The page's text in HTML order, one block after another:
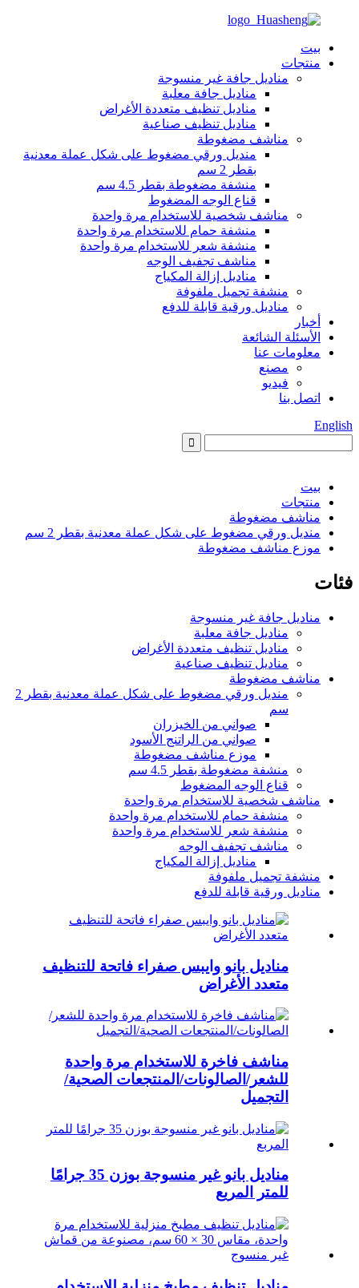
بيت
منتجات
مناديل جافة غير منسوجة
مناديل جافة معلبة
مناديل تنظيف متعددة الأغراض
مناديل تنظيف صناعية
مناشف مضغوطة
منديل ورقي مضغوط على شكل عملة معدنية
بقطر 2 سم
منشفة مضغوطة بقطر 4.5 سم
قناع الوجه المضغوط
مناشف شخصية للاستخدام مرة واحدة
منشفة حمام للاستخدام مرة واحدة
منشفة شعر للاستخدام مرة واحدة
مناشف تجفيف الوجه
مناديل إزالة المكياج
منشفة تجميل ملفوفة
مناديل ورقية قابلة للدفع
أخبار
الأسئلة الشائعة
معلومات عنا
مصنع
فيديو
اتصل بنا
English
بيت
منتجات
مناشف مضغوطة
منديل ورقي مضغوط على شكل عملة معدنية بقطر 2 سم
موزع مناشف مضغوطة
فئات
مناديل جافة غير منسوجة
مناديل جافة معلبة
مناديل تنظيف متعددة الأغراض
مناديل تنظيف صناعية
مناشف مضغوطة
منديل ورقي مضغوط على شكل عملة معدنية بقطر 2
سم
صواني من الخيزران
صواني من الراتنج الأسود
موزع مناشف مضغوطة
منشفة مضغوطة بقطر 4.5 سم
قناع الوجه المضغوط
مناشف شخصية للاستخدام مرة واحدة
منشفة حمام للاستخدام مرة واحدة
منشفة شعر للاستخدام مرة واحدة
مناشف تجفيف الوجه
مناديل إزالة المكياج
منشفة تجميل ملفوفة
مناديل ورقية قابلة للدفع
مناديل بانو وايبس صفراء فاتحة للتنظيف
متعدد الأغراض
مناشف فاخرة للاستخدام مرة واحدة
للشعر/الصالونات/المنتجعات الصحية/
التجميل
مناديل بانو غير منسوجة بوزن 35 جرامًا
للمتر المربع